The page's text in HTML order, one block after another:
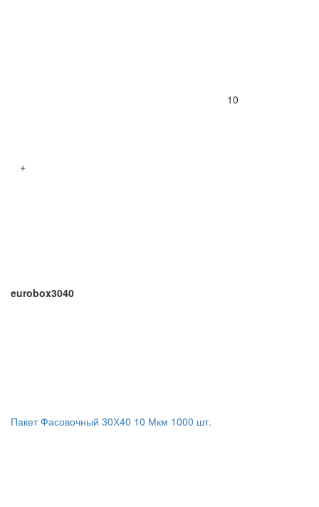
10
+
eurobox3040
Пакет Фасовочный 30Х40 10 Мкм 1000 шт.